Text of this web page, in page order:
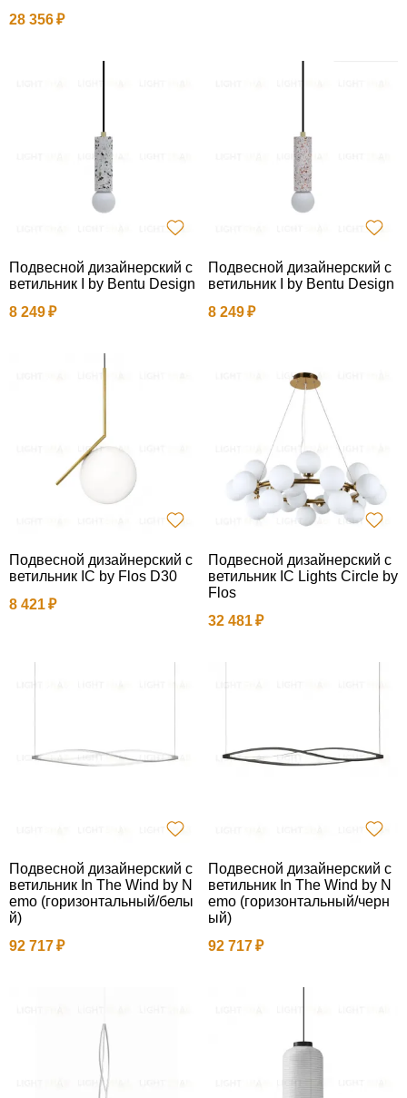
28 356
Подвесной дизайнерский с
ветильник I by Bentu Design
8 249
Подвесной дизайнерский с
ветильник I by Bentu Design
8 249
Подвесной дизайнерский с
ветильник IC by Flos D30
8 421
Подвесной дизайнерский с
ветильник IC Lights Circle by
Flos
32 481
Подвесной дизайнерский с
ветильник In The Wind by N
emo (горизонтальный/белы
й)
92 717
Подвесной дизайнерский с
ветильник In The Wind by N
emo (горизонтальный/черн
ый)
92 717